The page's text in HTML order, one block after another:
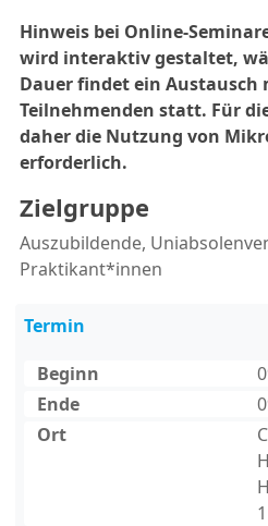
Hinweis bei Online-
wird interaktiv gestaltet,
Dauer findet ein Austausch
Teilnehmenden statt. Für
daher die Nutzung von
erforderlich.
Zielgruppe
Auszubildende,
Praktikant*innen
Termin
Beginn
Ende
Ort